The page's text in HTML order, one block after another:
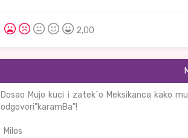
2,00
Dosao Mujo kuci i zatek`o Meksikanca kako
odgovori"karamBa"!
Milos